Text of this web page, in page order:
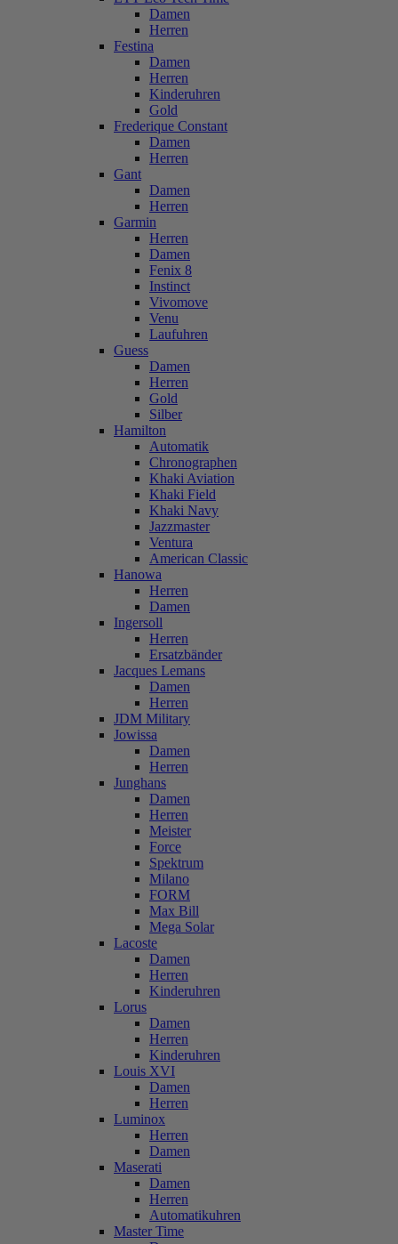
Damen
Herren
Festina
Damen
Herren
Kinderuhren
Gold
Frederique Constant
Damen
Herren
Gant
Damen
Herren
Garmin
Herren
Damen
Fenix 8
Instinct
Vivomove
Venu
Laufuhren
Guess
Damen
Herren
Gold
Silber
Hamilton
Automatik
Chronographen
Khaki Aviation
Khaki Field
Khaki Navy
Jazzmaster
Ventura
American Classic
Hanowa
Herren
Damen
Ingersoll
Herren
Ersatzbänder
Jacques Lemans
Damen
Herren
JDM Military
Jowissa
Damen
Herren
Junghans
Damen
Herren
Meister
Force
Spektrum
Milano
FORM
Max Bill
Mega Solar
Lacoste
Damen
Herren
Kinderuhren
Lorus
Damen
Herren
Kinderuhren
Louis XVI
Damen
Herren
Luminox
Herren
Damen
Maserati
Damen
Herren
Automatikuhren
Master Time